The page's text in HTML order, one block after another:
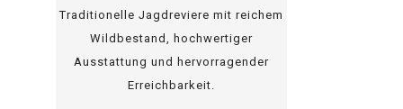
Traditionelle Jagdreviere mit reichem
Wildbestand, hochwertiger
Ausstattung und hervorragender
Erreichbarkeit.